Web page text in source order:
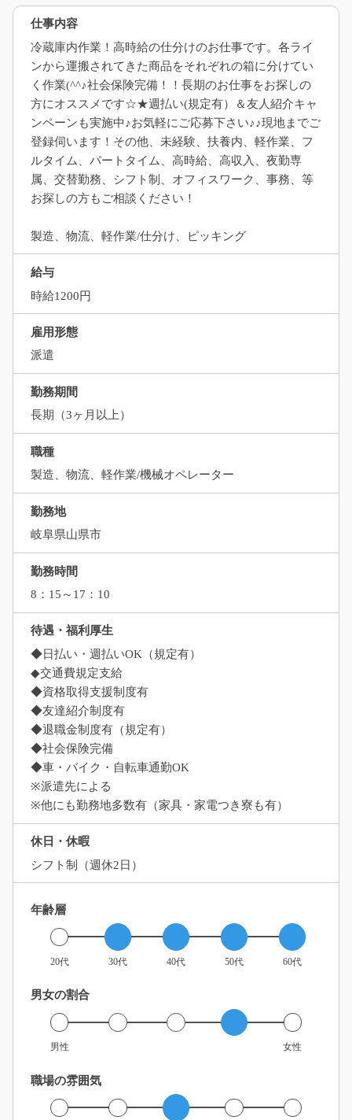
仕事内容
冷蔵庫内作業！高時給の仕分けのお仕事です。各ライ
ンから運搬されてきた商品をそれぞれの箱に分けてい
く作業(^^♪社会保険完備！！長期のお仕事をお探しの
方にオススメです☆★週払い(規定有）＆友人紹介キャ
ンペーンも実施中♪お気軽にご応募下さい♪♪現地までご
登録伺います！その他、未経験、扶養内、軽作業、フ
ルタイム、パートタイム、高時給、高収入、夜勤専
属、交替勤務、シフト制、オフィスワーク、事務、等
お探しの方もご相談ください！
製造、物流、軽作業/仕分け、ピッキング
給与
時給1200円
雇用形態
派遣
勤務期間
長期（3ヶ月以上）
職種
製造、物流、軽作業/機械オペレーター
勤務地
岐阜県山県市
勤務時間
8：15～17：10
待遇・福利厚生
◆日払い・週払いOK（規定有）
◆交通費規定支給
◆資格取得支援制度有
◆友達紹介制度有
◆退職金制度有（規定有）
◆社会保険完備
◆車・バイク・自転車通勤OK
※派遣先による
※他にも勤務地多数有（家具・家電つき寮も有）
休日・休暇
シフト制（週休2日）
年齢層
20代 30代 40代 50代 60代
男女の割合
男性 女性
職場の雰囲気